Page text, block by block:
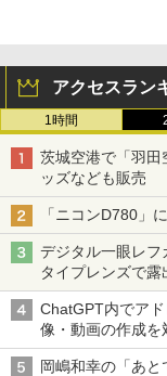
アクセスラン
1時間
茨城空港で「羽田
ッズなども販売
「ニコンD780」
デジタル一眼レ
タイプレンズで
ChatGPT内でア
像・動画の作成を
岡嶋和幸の「あ